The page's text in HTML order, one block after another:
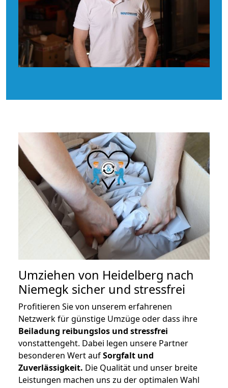
Umziehen von Heidelberg nach
Niemegk sicher und stressfrei
Profitieren Sie von unserem erfahrenen
Netzwerk für günstige Umzüge oder dass ihre
Beiladung reibungslos und stressfrei
vonstattengeht. Dabei legen unsere Partner
besonderen Wert aufSorgfalt und
Zuverlässigkeit. Die Qualität und unser breite
Leistungen machen uns zu der optimalen Wahl